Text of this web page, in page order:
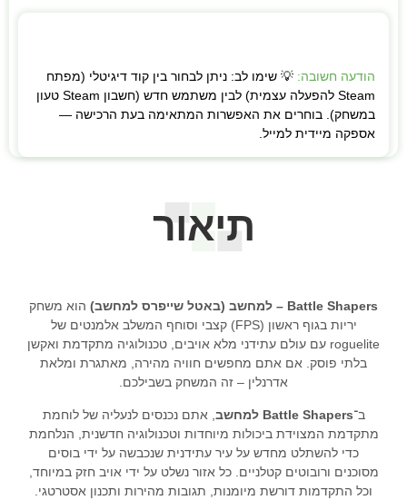
הודעה חשובה: 💡 שימו לב: ניתן לבחור בין קוד דיגיטלי (מפתח
Steam להפעלה עצמית) לבין משתמש חדש (חשבון Steam טעון
במשחק). בוחרים את האפשרות המתאימה בעת הרכישה —
אספקה מיידית למייל.
תיאור
Battle Shapers – למחשב (באטל שייפרס למחשב)
הוא משחק
יריות בגוף ראשון (FPS) קצבי וסוחף המשלב אלמנטים של
roguelite עם עולם עתידני מלא אויבים, טכנולוגיה מתקדמת ואקשן
בלתי פוסק. אם אתם מחפשים חוויה מהירה, מאתגרת ומלאת
אדרנלין – זה המשחק בשבילכם.
ב־Battle Shapers למחשב
, אתם נכנסים לנעליה של לוחמת
מתקדמת המצוידת ביכולות מיוחדות וטכנולוגיה חדשנית, הנלחמת
כדי להשתלט מחדש על עיר עתידנית שנכבשה על ידי בוסים
מסוכנים ורובוטים קטלניים. כל אזור נשלט על ידי אויב חזק במיוחד,
וכל התקדמות דורשת מיומנות, תגובות מהירות ותכנון אסטרטגי.